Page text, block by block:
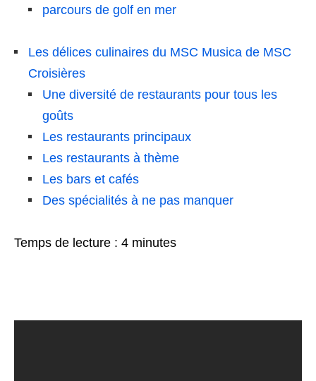
parcours de golf en mer
Les délices culinaires du MSC Musica de MSC
Croisières
Une diversité de restaurants pour tous les
goûts
Les restaurants principaux
Les restaurants à thème
Les bars et cafés
Des spécialités à ne pas manquer
Temps de lecture : 4 minutes